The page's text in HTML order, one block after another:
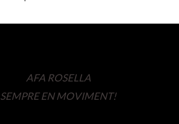
AFA ROSELLA
SEMPRE EN MOVIMENT!